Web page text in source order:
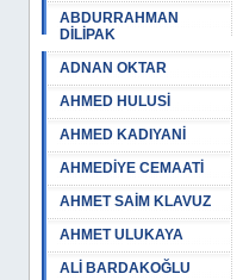
ABDURRAHMAN
DİLİPAK
ADNAN OKTAR
AHMED HULUSİ
AHMED KADIYANİ
AHMEDİYE CEMAATİ
AHMET SAİM KLAVUZ
AHMET ULUKAYA
ALİ BARDAKOĞLU